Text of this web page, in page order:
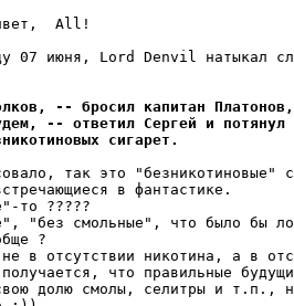
All!
07 июня, Lord Denvil натыкал
-- бросил капитан
-- ответил Сергей и потянул
сигарет.
так это "безникотиновые"
в фантастике.
то ?????
"без смольные", что было бы
?
в отсутствии никотина, а в
что правильные
долю смолы, селитры и т.п.,